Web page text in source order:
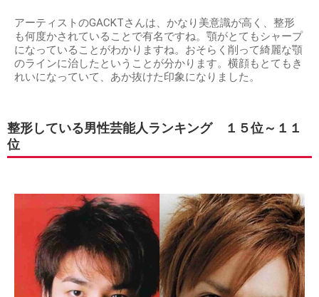
アーティストのGACKTさんは、かなり美意識が高く、整形
も何度かされていることで有名ですね。顎がとてもシャープ
になっていることがわかりますね。おそらく削って綺麗な顎
のラインに治したということが分かります。横顔もとてもき
れいになっていて、あか抜けた印象になりました。
整形している男性芸能人ランキング １５位～１１
位